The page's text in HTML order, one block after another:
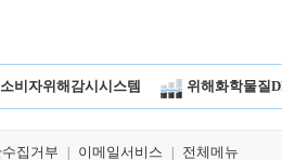
소비자위해감시시스템 위해화학물질
집거부 이메일서비스 전체메뉴